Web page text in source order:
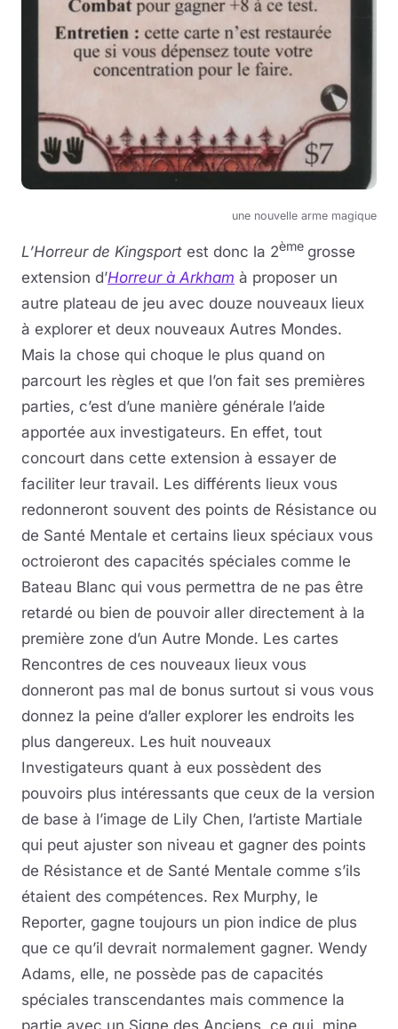
une nouvelle arme magique
L’Horreur de Kingsport est donc la 2ème grosse
extension d’Horreur à Arkham à proposer un
autre plateau de jeu avec douze nouveaux lieux
à explorer et deux nouveaux Autres Mondes.
Mais la chose qui choque le plus quand on
parcourt les règles et que l’on fait ses premières
parties, c’est d’une manière générale l’aide
apportée aux investigateurs. En effet, tout
concourt dans cette extension à essayer de
faciliter leur travail. Les différents lieux vous
redonneront souvent des points de Résistance ou
de Santé Mentale et certains lieux spéciaux vous
octroieront des capacités spéciales comme le
Bateau Blanc qui vous permettra de ne pas être
retardé ou bien de pouvoir aller directement à la
première zone d’un Autre Monde. Les cartes
Rencontres de ces nouveaux lieux vous
donneront pas mal de bonus surtout si vous vous
donnez la peine d’aller explorer les endroits les
plus dangereux. Les huit nouveaux
Investigateurs quant à eux possèdent des
pouvoirs plus intéressants que ceux de la version
de base à l’image de Lily Chen, l’artiste Martiale
qui peut ajuster son niveau et gagner des points
de Résistance et de Santé Mentale comme s’ils
étaient des compétences. Rex Murphy, le
Reporter, gagne toujours un pion indice de plus
que ce qu’il devrait normalement gagner. Wendy
Adams, elle, ne possède pas de capacités
spéciales transcendantes mais commence la
partie avec un Signe des Anciens, ce qui, mine